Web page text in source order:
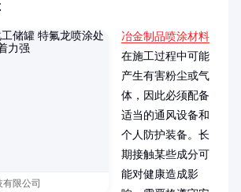
限公司
冶金制品喷涂材料
在施工过程中可能
产生有害粉尘或气
体，因此必须配备
适当的通风设备和
个人防护装备。长
期接触某些成分可
能对健康造成影